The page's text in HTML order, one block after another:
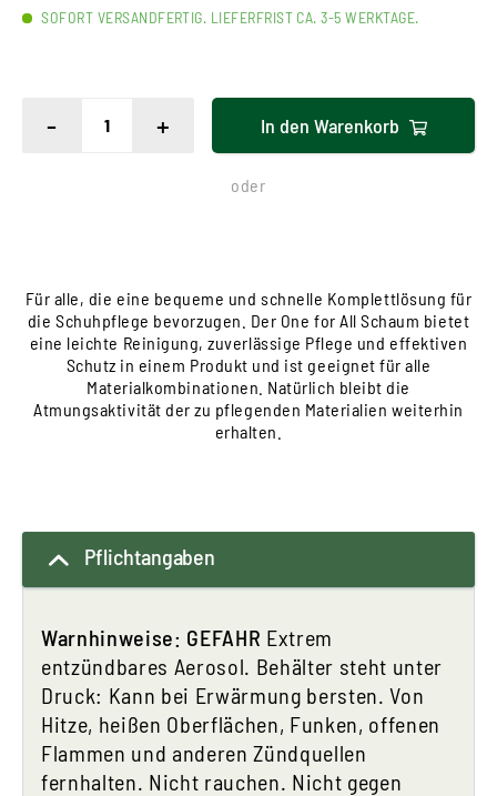
SOFORT VERSANDFERTIG. LIEFERFRIST CA. 3-5 WERKTAGE.
- + In den Warenkorb
oder
Für alle, die eine bequeme und schnelle Komplettlösung für
die Schuhpflege bevorzugen. Der One for All Schaum bietet
eine leichte Reinigung, zuverlässige Pflege und effektiven
Schutz in einem Produkt und ist geeignet für alle
Materialkombinationen. Natürlich bleibt die
Atmungsaktivität der zu pflegenden Materialien weiterhin
erhalten.
Pflichtangaben
Warnhinweise: GEFAHR Extrem
entzündbares Aerosol. Behälter steht unter
Druck: Kann bei Erwärmung bersten. Von
Hitze, heißen Oberflächen, Funken, offenen
Flammen und anderen Zündquellen
fernhalten. Nicht rauchen. Nicht gegen